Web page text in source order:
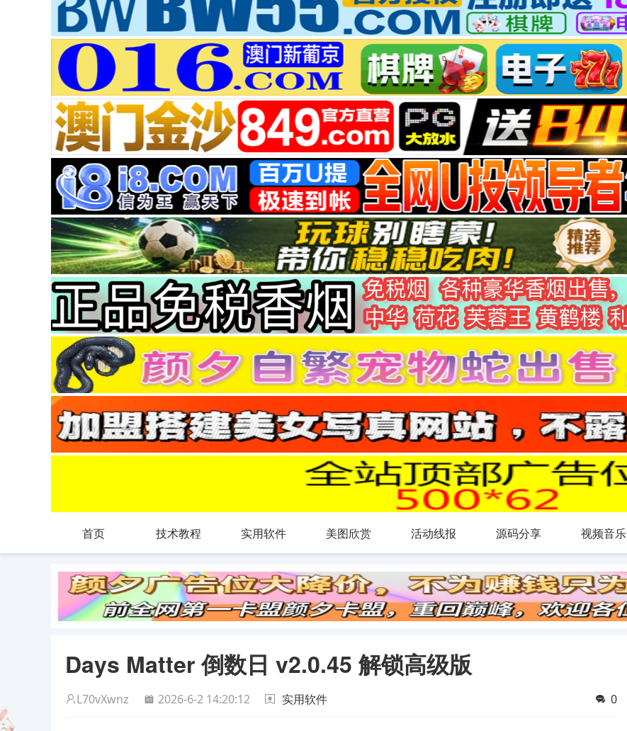
首页 技术教程 实用软件 美图欣赏 活动线报 源码分享 视频音乐
Days Matter 倒数日 v2.0.45 解锁高级版
L70vXwnz 2026-6-2 14:20:12 实用软件 0